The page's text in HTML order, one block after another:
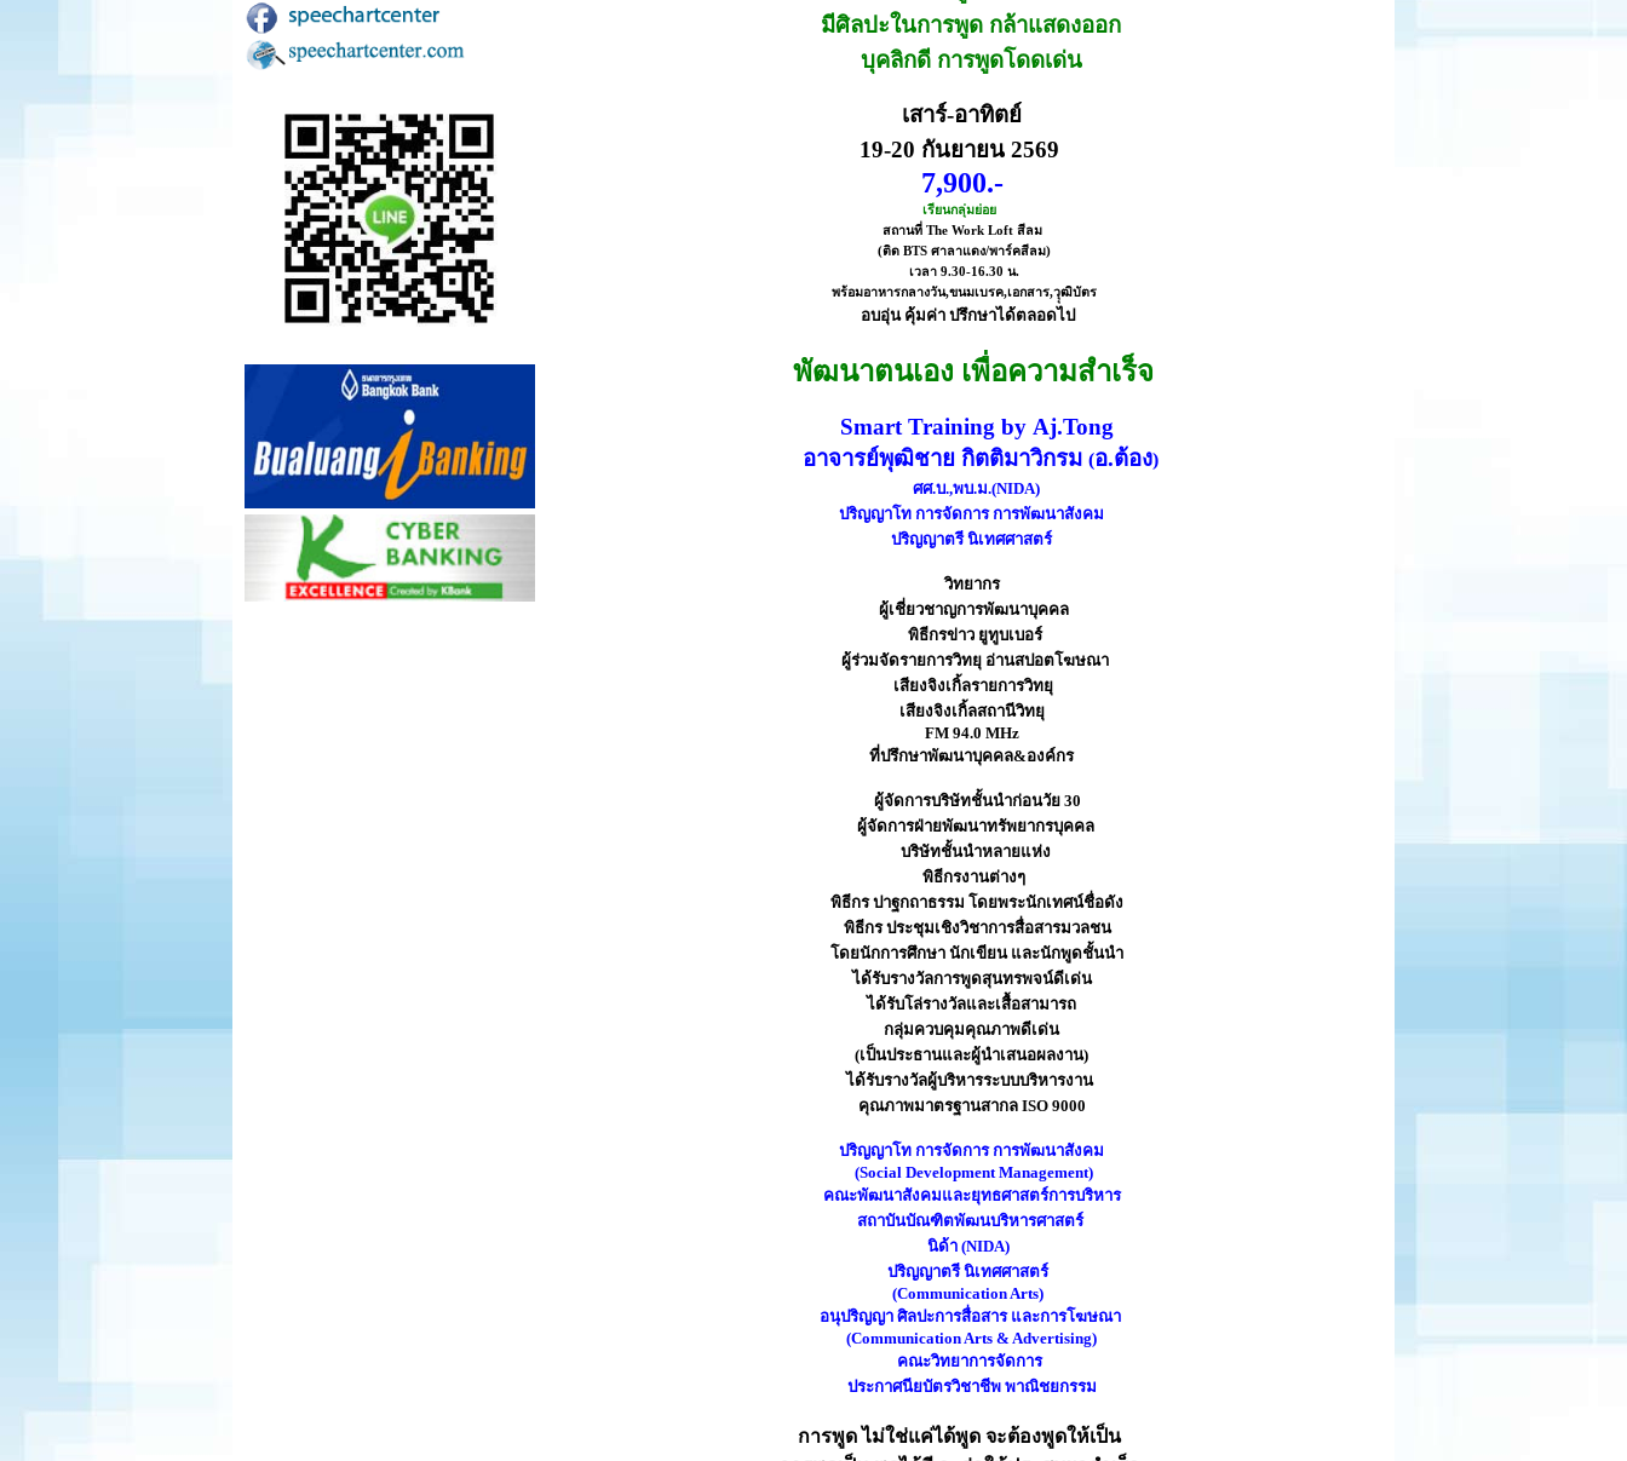
มีศิลปะในการพูด กล้าแสดงออก
บุคลิกดี การพูดโดดเด่น
เสาร์-อาทิตย์
19-20 กันยายน 2569
7,900.-
เรียนกลุ่มย่อย
สถานที่ The Work Loft สีลม
(ติด BTS ศาลาแดง/พาร์คสีลม)
เวลา 9.30-16.30 น.
พร้อมอาหารกลางวัน,ขนมเบรค,เอกสาร,วุุฒิบัตร
อบอุ่น คุ้มค่า ปรึกษาได้ตลอดไป
พัฒนาตนเอง เพื่อความสำเร็จ
Smart Training by Aj.Tong
อาจารย์พุฒิชาย กิตติมาวิกรม (อ.ต้อง)
ศศ.บ.,พบ.ม.(NIDA)
ปริญญาโท การจัดการ การพัฒนาสังคม
ปริญญาตรี นิเทศศาสตร์
วิทยากร
ผู้เชี่ยวชาญการพัฒนาบุคคล
พิธีกรข่าว ยูทูบเบอร์
ผู้ร่วมจัดรายการวิทยุ อ่านสปอตโฆษณา
เสียงจิงเกิ้ลรายการวิทยุ
เสียงจิงเกิ้ลสถานีวิทยุ
FM 94.0 MHz
ที่ปรึกษาพัฒนาบุคคล&องค์กร
ผู้จัดการบริษัทชั้นนำก่อนวัย 30
ผู้จัดการฝ่ายพัฒนาทรัพยากรบุคคล
บริษัทชั้นนำหลายแห่ง
พิธีกรงานต่างๆ
พิธีกร ปาฐกถาธรรม โดยพระนักเทศน์ชื่อดัง
พิธีกร ประชุมเชิงวิชาการสื่อสารมวลชน
โดยนักการศึกษา นักเขียน และนักพูดชั้นนำ
ได้รับรางวัลการพูดสุนทรพจน์ดีเด่น
ได้รับโล่รางวัลและเสื้อสามารถ
กลุ่มควบคุมคุณภาพดีเด่น
(เป็นประธานและผู้นำเสนอผลงาน)
ได้รับรางวัลผู้บริหารระบบบริหารงาน
คุณภาพมาตรฐานสากล ISO 9000
ปริญญาโท การจัดการ การพัฒนาสังคม
(Social Development Management)
คณะพัฒนาสังคมและยุทธศาสตร์การบริหาร
สถาบันบัณฑิตพัฒนบริหารศาสตร์
นิด้า (NIDA)
ปริญญาตรี นิเทศศาสตร์
(Communication Arts)
อนุปริญญา ศิลปะการสื่อสาร และการโฆษณา
(Communication Arts & Advertising)
คณะวิทยาการจัดการ
ประกาศนียบัตรวิชาชีพ พาณิชยกรรม
การพูด ไม่ใช่แค่ได้พูด จะต้องพูดให้เป็น